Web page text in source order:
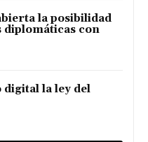
la posibilidad
diplomáticas con
digital la ley del